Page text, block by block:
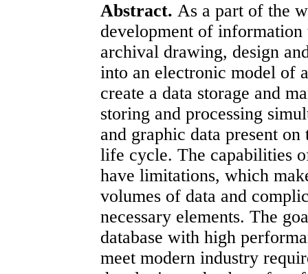
Abstract. As a part of the
development of
archival drawing, design
into an electronic model of
create a data storage and
storing and processing
and graphic data present
life cycle. The capabilities
have limitations, which
volumes of data and
necessary elements. The
database with high
meet modern industry